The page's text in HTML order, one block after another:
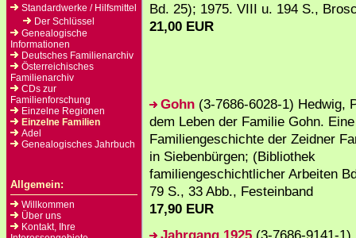
Standardwerke / Hilfsmittel
Der Schlüssel
Genealogische
Informationen
Deutsches Familienarchiv
Österreichisches
Familienarchiv
CDs zur
Familienforschung
Einzelne Regionen
Einzelne Familien
Adel
Genealogisches Jahrbuch
Allgemein:
Willkommen
Über uns
Kontakt, Ihre
Bd. 25); 1975. VIII u. 194 S.,
21,00 EUR
Gohn (3-7686-6028-1) Hedwig,
dem Leben der Familie Gohn. Eine
Familiengeschichte der Zeidner
in Siebenbürgen; (Bibliothek
familiengeschichtlicher Arbeiten
79 S., 33 Abb., Festeinband
17,90 EUR
Jahrgang 1925 (3-7686-9141-